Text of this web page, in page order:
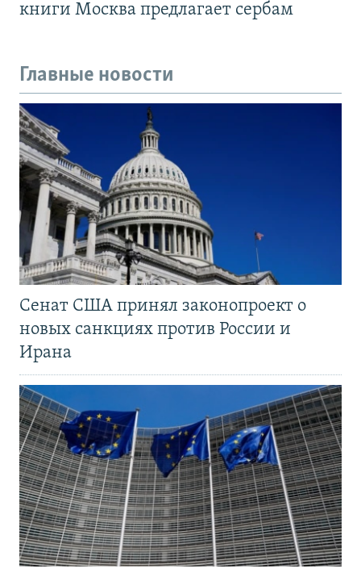
книги Москва предлагает сербам
Главные новости
Сенат США принял законопроект о
новых санкциях против России и
Ирана